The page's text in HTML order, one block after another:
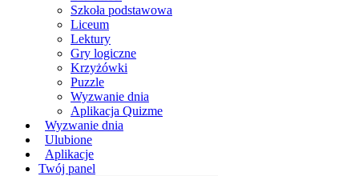
Szkoła podstawowa
Liceum
Lektury
Gry logiczne
Krzyżówki
Puzzle
Wyzwanie dnia
Aplikacja Quizme
Wyzwanie dnia
Ulubione
Aplikacje
Twój panel